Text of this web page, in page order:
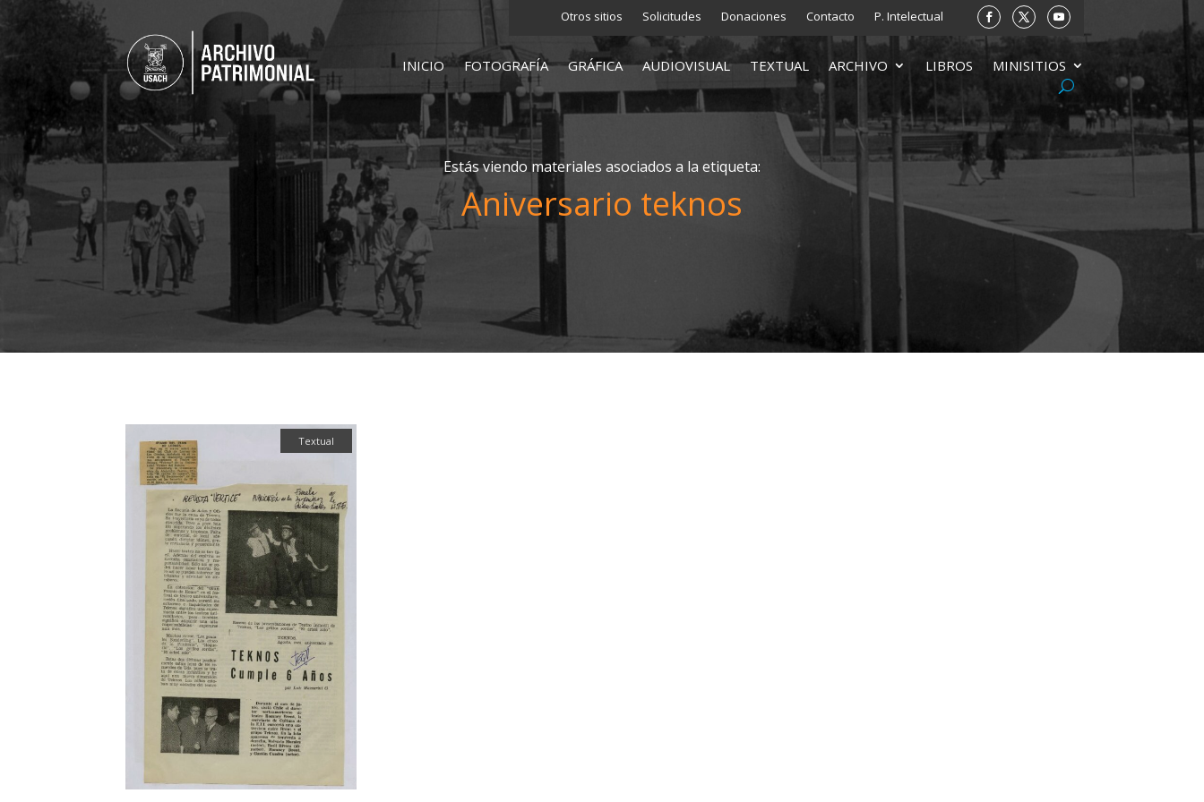
Otros sitios Solicitudes Donaciones Contacto P. Intelectual
INICIO FOTOGRAFÍA GRÁFICA AUDIOVISUAL TEXTUAL ARCHIVO LIBROS MINISITIOS
Estás viendo materiales asociados a la etiqueta:
Aniversario teknos
Textual